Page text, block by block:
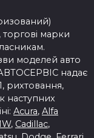
торгові марки
моделей авто
надає
рихтовання,
наступних
Acura, Alfa
, Cadillac,